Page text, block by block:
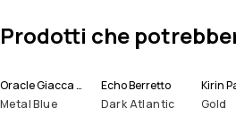
Prodotti che
Oracle Giacca Sci Uomo
Metal Blue
Echo Berretto
Dark Atlantic
Gold